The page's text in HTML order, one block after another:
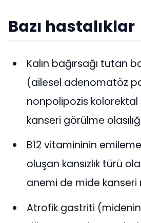
Bazı hastalıklar
Kalın bağırsağı tutan
(ailesel adenomatöz
nonpolipozis
kanseri görülme
B12 vitamininin
oluşan kansızlık türü
anemi de mide kanseri
Atrofik gastriti